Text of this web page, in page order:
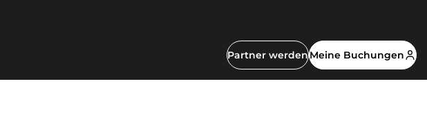
Partner werdenMeine Buchungen